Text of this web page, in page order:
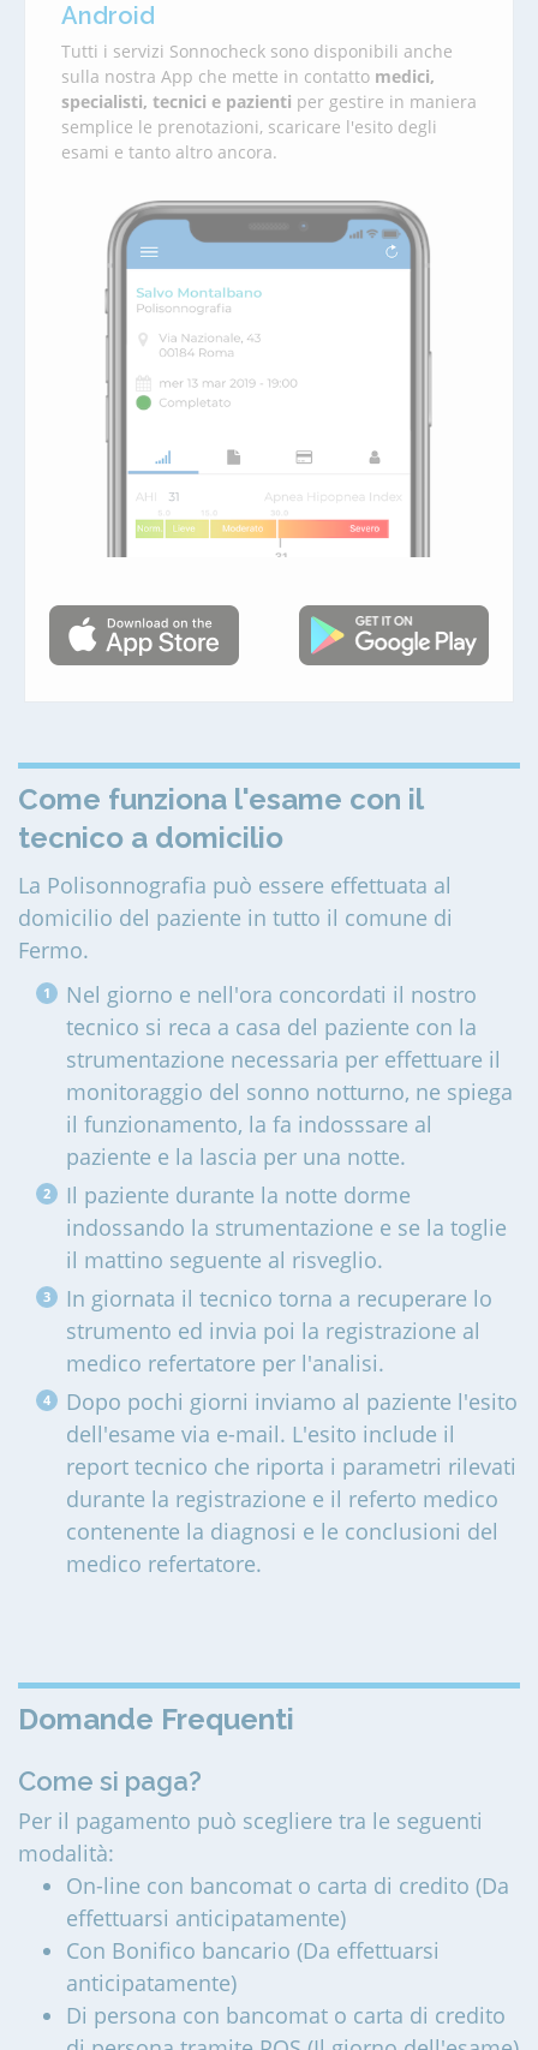
Android
Tutti i servizi Sonnocheck sono disponibili anche
sulla nostra App che mette in contatto medici,
specialisti, tecnici e pazienti per gestire in maniera
semplice le prenotazioni, scaricare l'esito degli
esami e tanto altro ancora.
Come funziona l'esame con il
tecnico a domicilio
La Polisonnografia può essere effettuata al
domicilio del paziente in tutto il comune di
Fermo.
Nel giorno e nell'ora concordati il nostro
tecnico si reca a casa del paziente con la
strumentazione necessaria per effettuare il
monitoraggio del sonno notturno, ne spiega
il funzionamento, la fa indosssare al
paziente e la lascia per una notte.
Il paziente durante la notte dorme
indossando la strumentazione e se la toglie
il mattino seguente al risveglio.
In giornata il tecnico torna a recuperare lo
strumento ed invia poi la registrazione al
medico refertatore per l'analisi.
Dopo pochi giorni inviamo al paziente l'esito
dell'esame via e-mail. L'esito include il
report tecnico che riporta i parametri rilevati
durante la registrazione e il referto medico
contenente la diagnosi e le conclusioni del
medico refertatore.
Domande Frequenti
Come si paga?
Per il pagamento può scegliere tra le seguenti
modalità:
On-line con bancomat o carta di credito (Da
effettuarsi anticipatamente)
Con Bonifico bancario (Da effettuarsi
anticipatamente)
Di persona con bancomat o carta di credito